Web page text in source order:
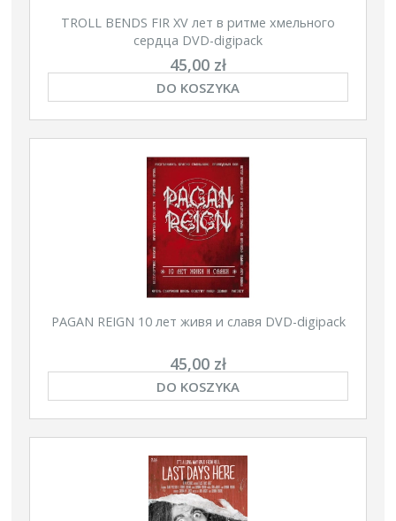
TROLL BENDS FIR XV лет в ритме хмельного
сердца DVD-digipack
45,00 zł
DO KOSZYKA
PAGAN REIGN 10 лет живя и славя DVD-digipack
45,00 zł
DO KOSZYKA